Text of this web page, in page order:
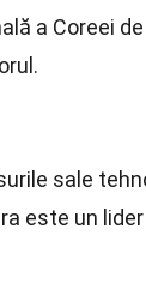
a Coreei
sale
este un